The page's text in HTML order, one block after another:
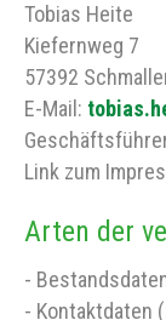
Tobias Heite
Kiefernweg 7
57392
E-Mail:
Link zum
Arten der
-
- Kontaktdaten